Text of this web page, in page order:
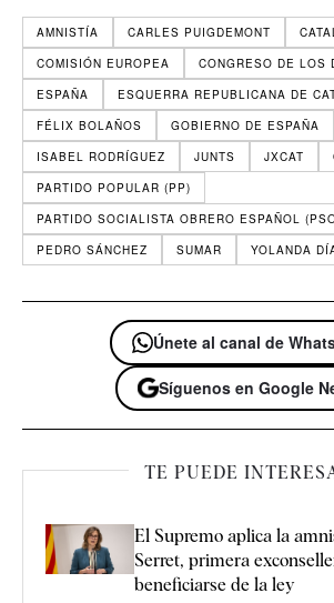
AMNISTÍA CARLES PUIGDEMONT
COMISIÓN EUROPEA
CONGRESO DE LOS
ESPAÑA
ESQUERRA REPUBLICANA DE
FÉLIX BOLAÑOS
GOBIERNO DE ESPAÑA
ISABEL RODRÍGUEZ
JUNTS JXCAT
PARTIDO POPULAR (PP)
PARTIDO SOCIALISTA OBRERO ESPAÑOL
PEDRO SÁNCHEZ
SUMAR YOLANDA
Únete al canal de
Síguenos en Google
TE PUEDE
El Supremo aplica la
Serret, primera
beneficiarse de la ley